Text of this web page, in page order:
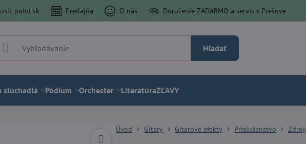
point.sk Predajňa O nás Doručenie ZADARMO a servis v Prešove
Hľadať
slúchadlá Pódium Orchester LiteratúraZĽAVY
Úvod Gitary Gitarové efekty Príslušenstvo